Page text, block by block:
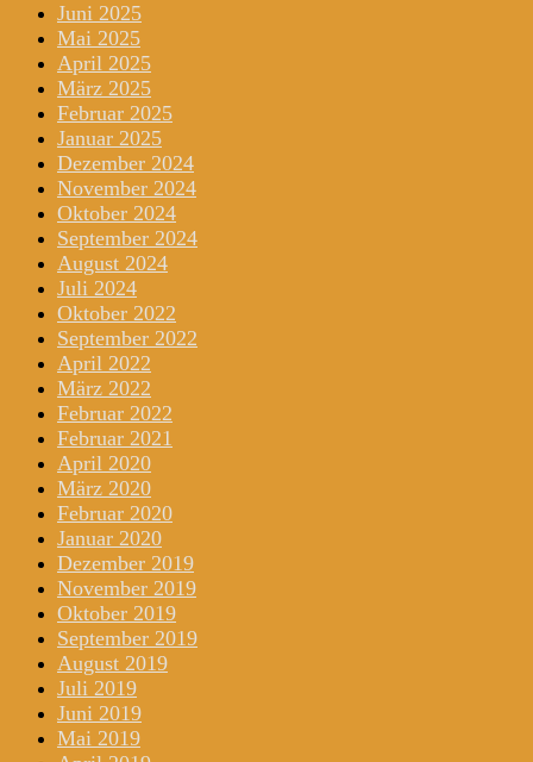
Juni 2025
Mai 2025
April 2025
März 2025
Februar 2025
Januar 2025
Dezember 2024
November 2024
Oktober 2024
September 2024
August 2024
Juli 2024
Oktober 2022
September 2022
April 2022
März 2022
Februar 2022
Februar 2021
April 2020
März 2020
Februar 2020
Januar 2020
Dezember 2019
November 2019
Oktober 2019
September 2019
August 2019
Juli 2019
Juni 2019
Mai 2019